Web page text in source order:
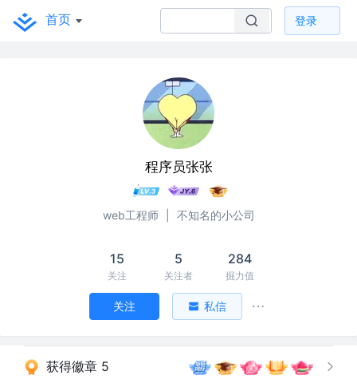
首页 登录
程序员张张
web工程师 不知名的小公司
15
关注
5
关注者
284
掘力值
关注 私信
获得徽章 5